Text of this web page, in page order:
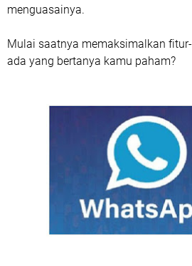
menguasainya.
Mulai saatnya memaksimalkan
ada yang bertanya kamu paham?